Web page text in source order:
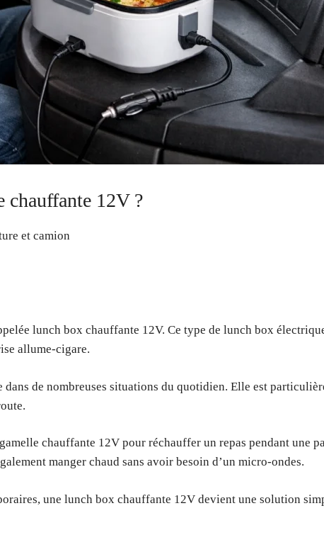
chauffante 12V ?
et camion
lunch box chauffante 12V. Ce type de lunch box
allume-cigare.
de nombreuses situations du quotidien. Elle est
chauffante 12V pour réchauffer un repas pendant une
manger chaud sans avoir besoin d’un micro-ondes.
une lunch box chauffante 12V devient une solution